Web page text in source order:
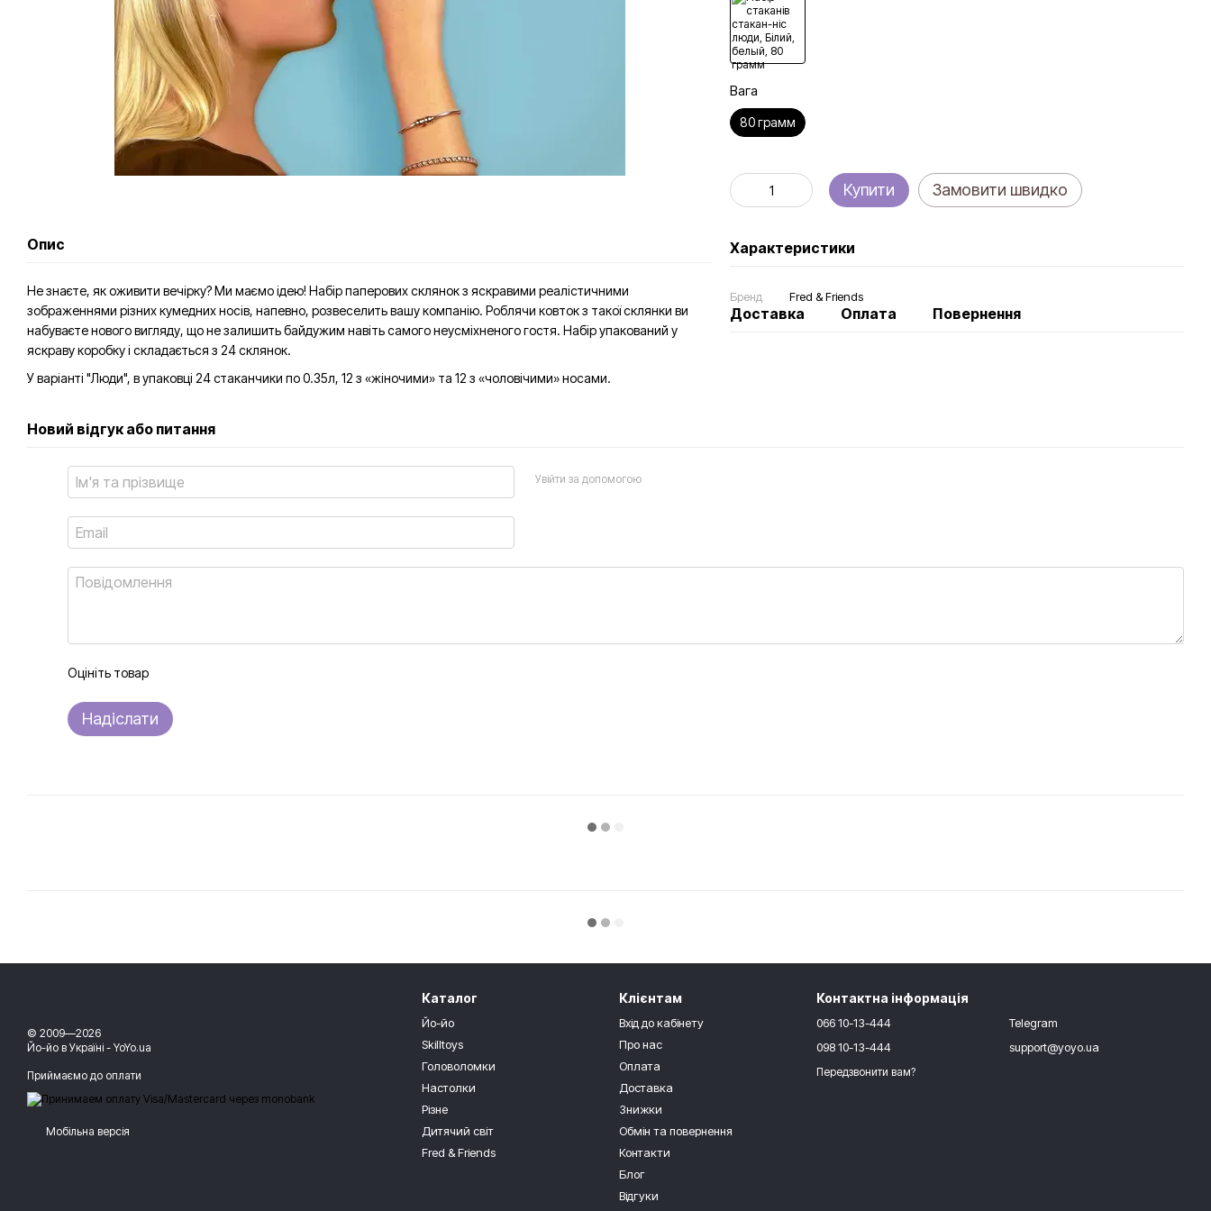
Опис
Не знаєте, як оживити вечірку? Ми маємо ідею! Набір паперових склянок з яскравими реалістичними
зображеннями різних кумедних носів, напевно, розвеселить вашу компанію. Роблячи ковток з такої склянки ви
набуваєте нового вигляду, що не залишить байдужим навіть самого неусміхненого гостя. Набір упакований у
яскраву коробку і складається з 24 склянок.
У варіанті "Люди", в упаковці 24 стаканчики по 0.35л, 12 з «жіночими» та 12 з «чоловічими» носами.
Вага
80 грамм
Купити Замовити швидко
Характеристики
Бренд Fred & Friends
Доставка Оплата Повернення
Новий відгук або питання
Увійти за допомогою
Оцініть товар
Надіслати
© 2009—2026
Йо-йо в Україні - YoYo.ua
Приймаємо до оплати
Мобільна версія
Каталог
Йо-йо
Skilltoys
Головоломки
Настолки
Різне
Дитячий світ
Fred & Friends
Клієнтам
Вхід до кабінету
Про нас
Оплата
Доставка
Знижки
Обмін та повернення
Контакти
Блог
Відгуки
Контактна інформація
066 10-13-444
098 10-13-444
Передзвонити вам?
Telegram
support@yoyo.ua